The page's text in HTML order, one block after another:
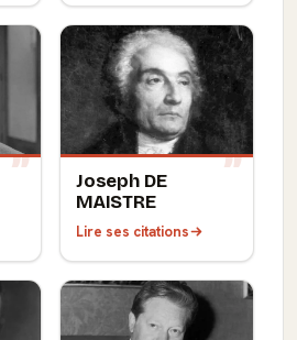
Joseph DE
MAISTRE
Lire ses citations